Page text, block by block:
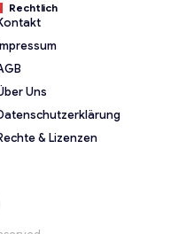
Rechtlich
Uns
& Lizenzen